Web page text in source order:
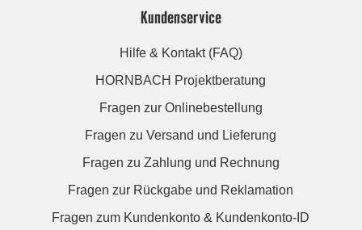
Kundenservice
Hilfe & Kontakt (FAQ)
HORNBACH Projektberatung
Fragen zur Onlinebestellung
Fragen zu Versand und Lieferung
Fragen zu Zahlung und Rechnung
Fragen zur Rückgabe und Reklamation
Fragen zum Kundenkonto & Kundenkonto-ID